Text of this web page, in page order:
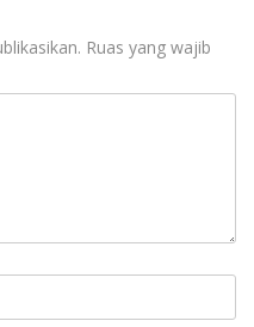
Ruas yang wajib